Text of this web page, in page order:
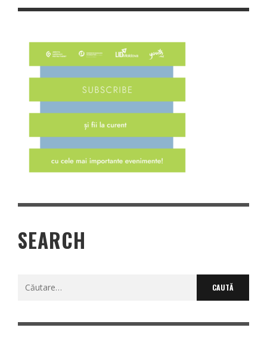
SEARCH
Caută